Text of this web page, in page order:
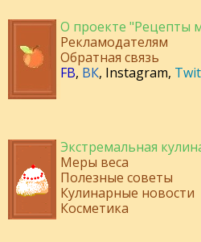
О проекте "Рецепты
Рекламодателям
Обратная связь
FB, ВК, Instagram,
Экстремальная
Меры веса
Полезные советы
Кулинарные новости
Косметика